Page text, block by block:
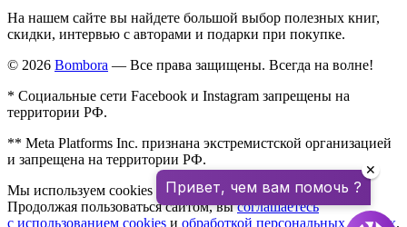
На нашем сайте вы найдете большой выбор полезных книг,
скидки, интервью с авторами и подарки при покупке.
© 2026 Bombora — Все права защищены. Всегда на волне!
* Социальные сети Facebook и Instagram запрещены на
территории РФ.
** Meta Platforms Inc. признана экстремистской организацией
и запрещена на территории РФ.
Мы используем cookies для улучшения работы сайта.
Продолжая пользоваться сайтом, высоглашаетесь
с использованием cookies и обработкой персональных данных.
Привет, чем вам помочь ?
✕